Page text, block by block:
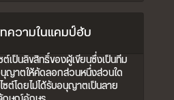
ความในแคมป์ฮับ
เป็นลิขสิทธิ์ของผู้เขียนซึ่งเป็นทีม
ญาตให้คัดลอกส่วนหนึ่งส่วนใด
ต์โดยไม่ได้รับอนุญาตเป็นลาย